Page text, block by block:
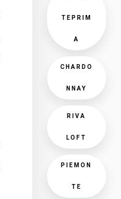
TEPRIM
A
CHARDO
NNAY
RIVA
LOFT
PIEMON
TE